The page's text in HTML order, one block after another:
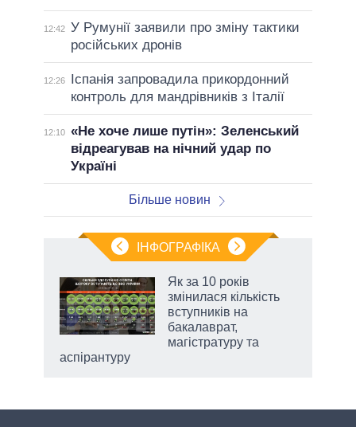
12:42 У Румунії заявили про зміну тактики
російських дронів
12:26
Іспанія запровадила прикордонний
контроль для мандрівників з Італії
12:10 «Не хоче лише путін»: Зеленський
відреагував на нічний удар по
Україні
Більше новин
ІНФОГРАФІКА
Як за 10 років
змінилася кількість
вступників на
бакалаврат,
магістратуру та
аспірантуру